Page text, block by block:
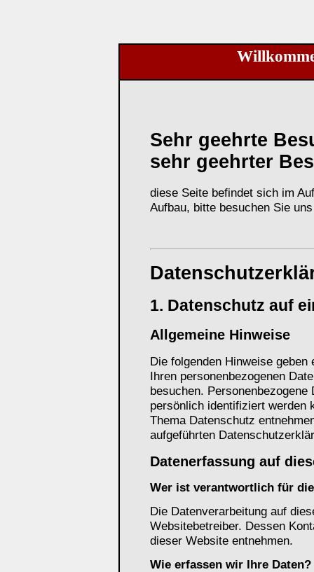
Sehr geehrte
sehr geehrter
diese Seite befindet sich im
Aufbau, bitte besuchen Sie
1. Datenschutz auf
Allgemeine Hinweise
Die folgenden Hinweise
Ihren personenbezogenen
besuchen.
persönlich identifiziert werden
Thema Datenschutz
aufgeführten
Datenerfassung auf
Wer ist verantwortlich für
Die Datenverarbeitung auf
Websitebetreiber. Dessen
dieser Website entnehmen.
Wie erfassen wir Ihre Daten?